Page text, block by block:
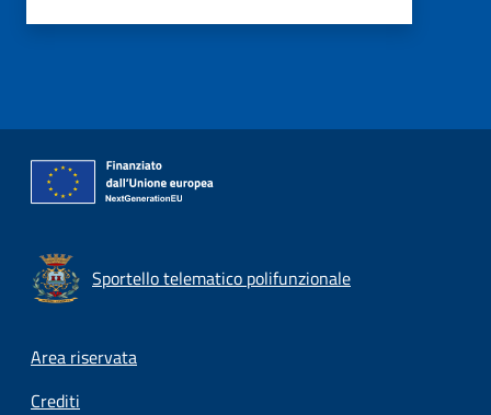
Sportello telematico polifunzionale
Footer menu
Area riservata
Crediti